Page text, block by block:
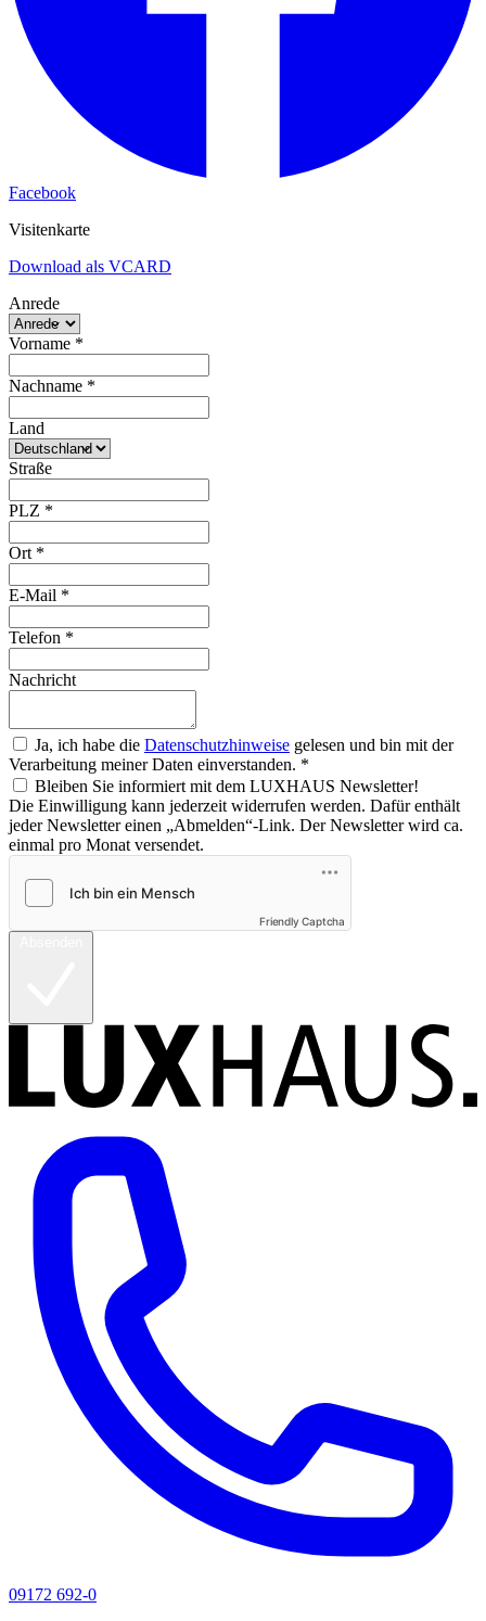
Facebook
Visitenkarte
Download als VCARD
Anrede
Vorname *
Nachname *
Land
Straße
PLZ *
Ort *
E-Mail *
Telefon *
Nachricht
Ja, ich habe die Datenschutzhinweise gelesen und bin mit der
Verarbeitung meiner Daten einverstanden. *
Bleiben Sie informiert mit dem LUXHAUS Newsletter!
Die Einwilligung kann jederzeit widerrufen werden. Dafür enthält
jeder Newsletter einen „Abmelden“-Link. Der Newsletter wird ca.
einmal pro Monat versendet.
Friendly Captcha
09172 692-0